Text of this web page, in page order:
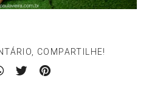
COMPARTILHE!